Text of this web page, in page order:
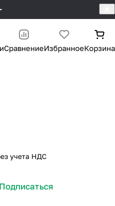
СравнениеИзбранноеКорзина
учета НДС
Подписаться